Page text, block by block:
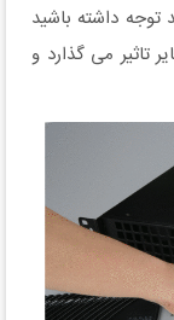
توجه داشته باشید
تاثیر می گذارد و